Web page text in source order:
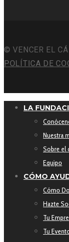
© VENCER EL
POLÍTICA DE
LA
Nuestra
Sobre el
Equipo
CÓMO
Cómo
Hazte
Tu
Tu